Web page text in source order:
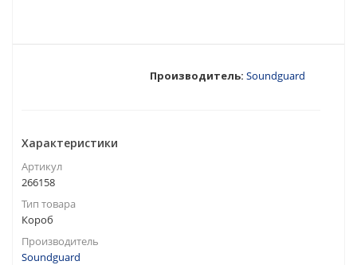
Производитель: Soundguard
Характеристики
Артикул
266158
Тип товара
Короб
Производитель
Soundguard